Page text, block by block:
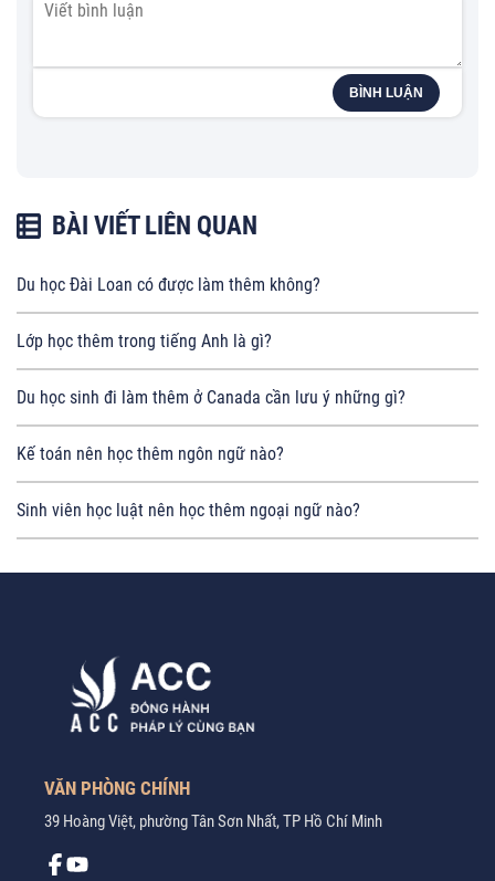
BÌNH LUẬN
BÀI VIẾT LIÊN QUAN
Du học Đài Loan có được làm thêm không?
Lớp học thêm trong tiếng Anh là gì?
Du học sinh đi làm thêm ở Canada cần lưu ý những gì?
Kế toán nên học thêm ngôn ngữ nào?
Sinh viên học luật nên học thêm ngoại ngữ nào?
VĂN PHÒNG CHÍNH
39 Hoàng Việt, phường Tân Sơn Nhất, TP Hồ Chí Minh